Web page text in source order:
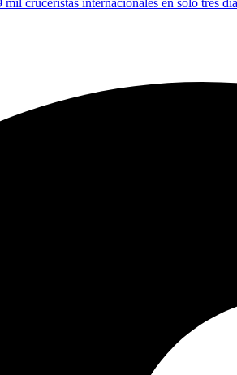
cruceristas internacionales en solo tres